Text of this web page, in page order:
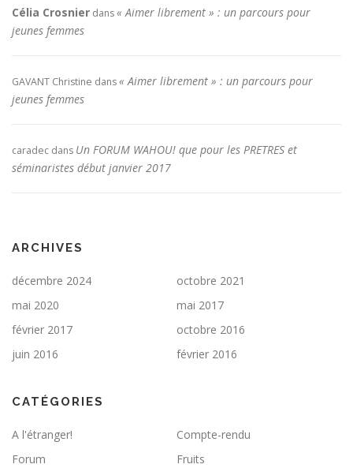
Célia Crosnier dans« Aimer librement » : un parcours pour
jeunes femmes
GAVANT Christine dans« Aimer librement » : un parcours pour
jeunes femmes
caradec dans Un FORUM WAHOU! que pour les PRETRES et
séminaristes début janvier 2017
ARCHIVES
décembre 2024
octobre 2021
mai 2020
mai 2017
février 2017
octobre 2016
juin 2016
février 2016
CATÉGORIES
A l'étranger!
Compte-rendu
Forum
Fruits